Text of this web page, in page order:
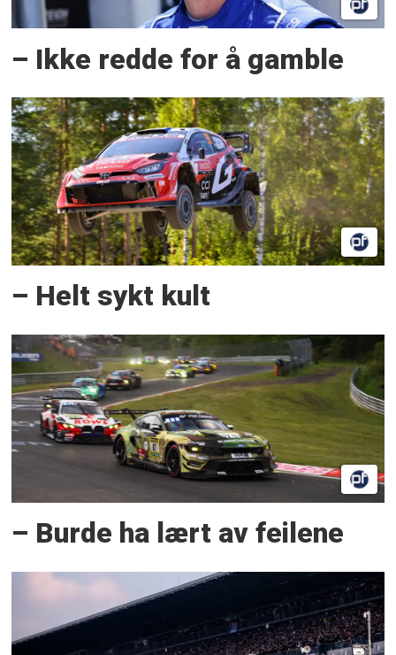
– Ikke redde for å gamble
– Helt sykt kult
– Burde ha lært av feilene